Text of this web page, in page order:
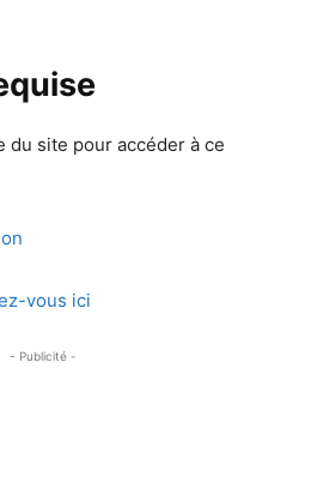
du site pour accéder à ce
vous ici
- Publicité -